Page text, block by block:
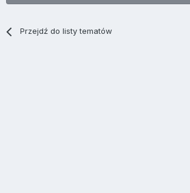
Przejdź do listy tematów